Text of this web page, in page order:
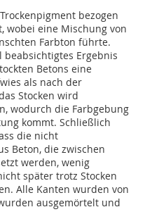
bezogen
wobei eine Mischung von
Farbton führte.
Ergebnis
Betons eine
als nach der
Stocken wird
wodurch die Farbgebung
kommt. Schließlich
die nicht
Beton, die zwischen
werden, wenig
später trotz Stocken
Alle Kanten wurden von
ausgemörtelt und